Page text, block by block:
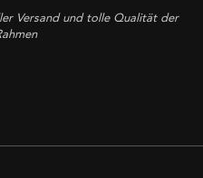
Versand und tolle Qualität der